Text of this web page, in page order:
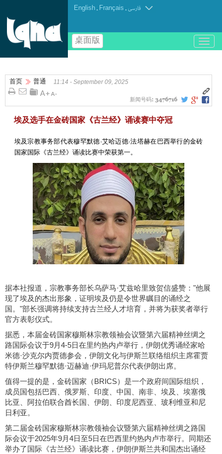
English . Français .فارسی
桌面版
باز
و
کردن
首页 普通 11:14 - September 09, 2025
新闻号码: 3476716
埃及选手在金砖国家《古兰经》诵读赛中夺冠
埃及宗教事务部代表穆罕默德·艾哈迈德·法塔赫在巴西举行的金砖
国家国际《古兰经》诵读比赛中荣获第一。
据本社报道，宗教事务部长乌萨马·艾兹哈里致贺信盛赞："他展
现了埃及的杰出形象，证明埃及仍是令世界瞩目的诵经之
国。"部长强调将持续支持古兰经人才培育，并将为获奖者举行
官方表彰仪式。
据悉，本届金砖国家穆斯林宗教领袖会议暨第六届精神丝绸之
路国际会议于9月4-5日在里约热内卢举行，伊朗优秀诵经家哈
米德·沙克尔内贾德参会，伊朗文化与伊斯兰联络组织主席霍贾
特伊斯兰穆罕默德·迈赫迪·伊玛尼普尔代表伊朗出席。
值得一提的是，金砖国家（BRICS）是一个政府间国际组织，
成员国包括巴西、俄罗斯、印度、中国、南非、埃及、埃塞俄
比亚、阿拉伯联合酋长国、伊朗、印度尼西亚、玻利维亚和尼
日利亚。
第二届金砖国家穆斯林宗教领袖会议暨第六届精神丝绸之路国
际会议于2025年9月4日至5日在巴西里约热内卢市举行。同期还
举办了国际《古兰经》诵读比赛，伊朗伊斯兰共和国杰出诵经